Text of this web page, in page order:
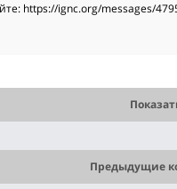
https://ignc.org/messages/
Предыдущие